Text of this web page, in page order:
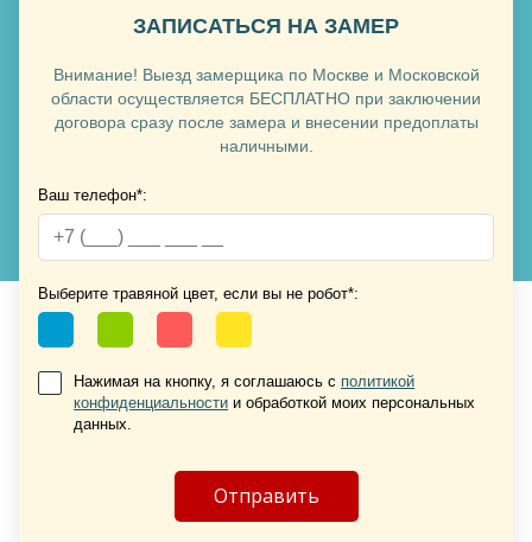
Хочу такую
Хочу такую
Хочу такую
Хочу такую
ЗАПИСАТЬСЯ НА ЗАМЕР
Внимание! Выезд замерщика по Москве и Московской
области осуществляется БЕСПЛАТНО при заключении
договора сразу после замера и внесении предоплаты
наличными.
Ваш телефон*:
Выберите травяной цвет, если вы не робот*:
Нажимая на кнопку, я соглашаюсь с политикой
конфиденциальности и обработкой моих персональных
данных.